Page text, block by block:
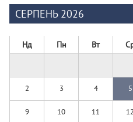
СЕРПЕНЬ 2026
Нд Пн Вт
2 3 4 5
9 10 11 12